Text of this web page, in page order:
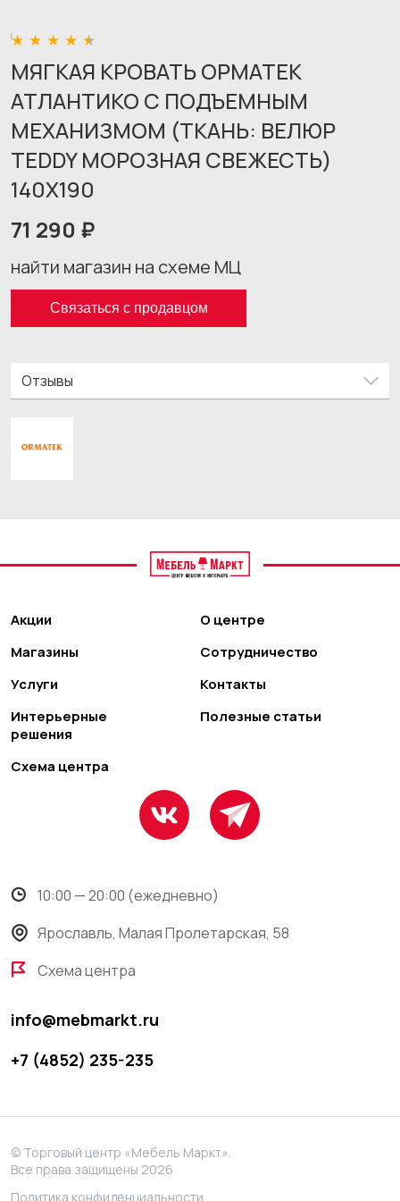
МЯГКАЯ КРОВАТЬ ОРМАТЕК
АТЛАНТИКО С ПОДЪЕМНЫМ
МЕХАНИЗМОМ (ТКАНЬ: ВЕЛЮР
TEDDY МОРОЗНАЯ СВЕЖЕСТЬ)
140X190
71 290 ₽
найти магазин на схеме МЦ
Связаться с продавцом
Отзывы
Акции
Магазины
Услуги
Интерьерные
решения
Схема центра
О центре
Сотрудничество
Контакты
Полезные статьи
10:00 — 20:00 (ежедневно)
Ярославль, Малая Пролетарская, 58
Схема центра
info@mebmarkt.ru
+7 (4852) 235-235
© Торговый центр «Мебель Маркт».
Все права защищены 2026
Политика конфиденциальности